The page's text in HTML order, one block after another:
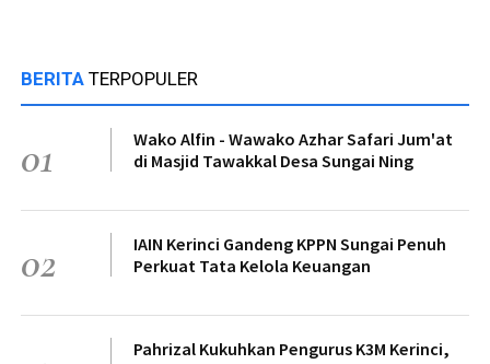
BERITA TERPOPULER
01
Wako Alfin - Wawako Azhar Safari Jum'at
di Masjid Tawakkal Desa Sungai Ning
02
IAIN Kerinci Gandeng KPPN Sungai Penuh
Perkuat Tata Kelola Keuangan
Pahrizal Kukuhkan Pengurus K3M Kerinci,